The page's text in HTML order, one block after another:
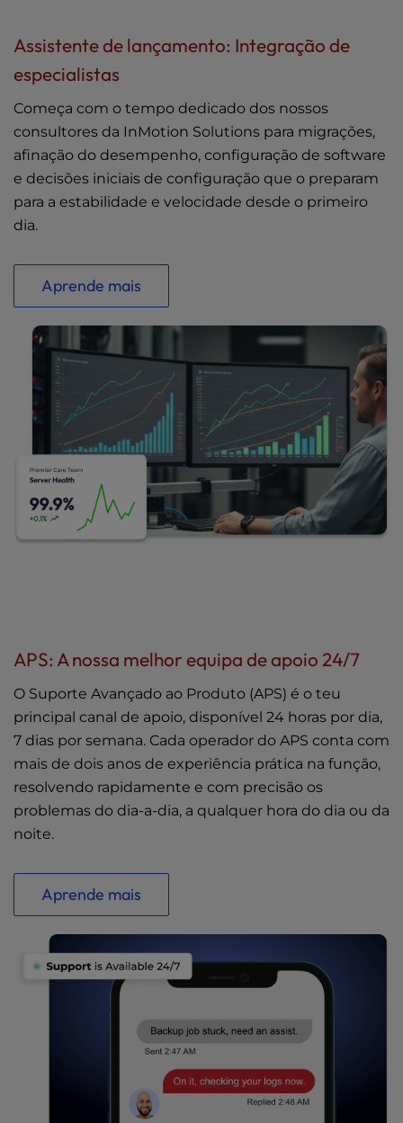
Assistente de lançamento: Integração de
especialistas
Começa com o tempo dedicado dos nossos
consultores da InMotion Solutions para migrações,
afinação do desempenho, configuração de software
e decisões iniciais de configuração que o preparam
para a estabilidade e velocidade desde o primeiro
dia.
Aprende mais
APS: A nossa melhor equipa de apoio 24/7
O Suporte Avançado ao Produto (APS) é o teu
principal canal de apoio, disponível 24 horas por dia,
7 dias por semana. Cada operador do APS conta com
mais de dois anos de experiência prática na função,
resolvendo rapidamente e com precisão os
problemas do dia-a-dia, a qualquer hora do dia ou da
noite.
Aprende mais